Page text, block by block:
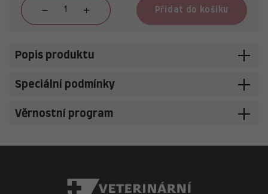
Přidat do košíku
Popis produktu
Speciální podmínky
Věrnostní program